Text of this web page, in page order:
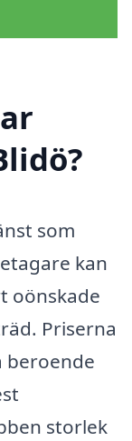
som
kan
oönskade
Priserna
beroende
storlek